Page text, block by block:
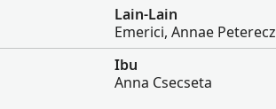
Lain-Lain
Emerici, Annae Peterecz
Ibu
Anna Csecseta